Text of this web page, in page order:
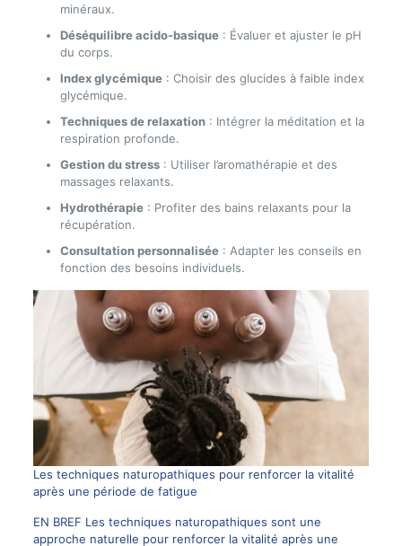
minéraux.
Déséquilibre acido-basique: Évaluer et ajuster le pH
du corps.
Index glycémique: Choisir des glucides à faible index
glycémique.
Techniques de relaxation: Intégrer la méditation et la
respiration profonde.
Gestion du stress: Utiliser l’aromathérapie et des
massages relaxants.
Hydrothérapie: Profiter des bains relaxants pour la
récupération.
Consultation personnalisée: Adapter les conseils en
fonction des besoins individuels.
Les techniques naturopathiques pour renforcer la vitalité
après une période de fatigue
EN BREF Les techniques naturopathiques sont une
approche naturelle pour renforcer la vitalité après une